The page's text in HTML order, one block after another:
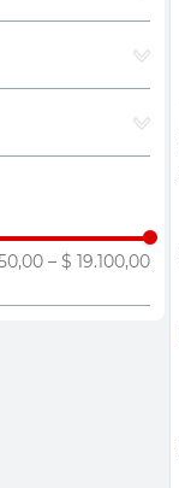
– $ 19.100,00